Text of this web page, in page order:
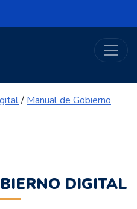
Colombia
/ Manual de Gobierno
DIGITAL